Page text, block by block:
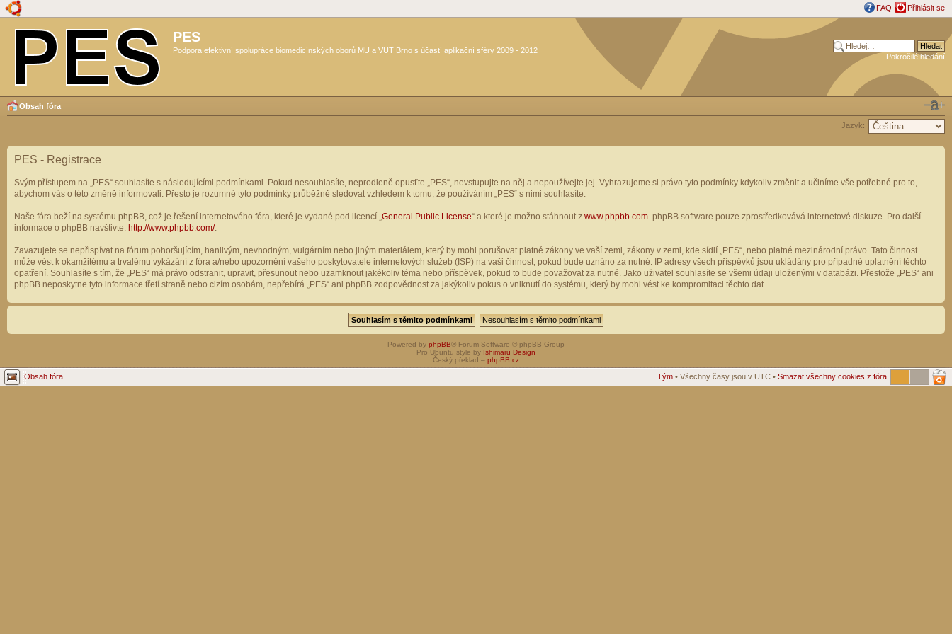
FAQ Přihlásit se
PES
Podpora efektivní spolupráce biomedicínských oborů MU a VUT Brno s účastí aplikační sféry 2009 - 2012
Pokročilé hledání
Obsah fóra
Jazyk:
PES - Registrace
Svým přístupem na „PES“ souhlasíte s následujícími podmínkami. Pokud nesouhlasíte, neprodleně opusťte „PES“, nevstupujte na něj a nepoužívejte jej. Vyhrazujeme si právo tyto podmínky kdykoliv změnit a učiníme vše potřebné pro to,
abychom vás o této změně informovali. Přesto je rozumné tyto podmínky průběžně sledovat vzhledem k tomu, že používáním „PES“ s nimi souhlasíte.
Naše fóra beží na systému phpBB, což je řešení internetového fóra, které je vydané pod licencí „ General Public License“ a které je možno stáhnout z www.phpbb.com . phpBB software pouze zprostředkovává internetové diskuze. Pro další
informace o phpBB navštivte: http://www.phpbb.com/.
Zavazujete se nepřispívat na fórum pohoršujícím, hanlivým, nevhodným, vulgárním nebo jiným materiálem, který by mohl porušovat platné zákony ve vaší zemi, zákony v zemi, kde sídlí „PES“, nebo platné mezinárodní právo. Tato činnost
může vést k okamžitému a trvalému vykázání z fóra a/nebo upozornění vašeho poskytovatele internetových služeb (ISP) na vaši činnost, pokud bude uznáno za nutné. IP adresy všech příspěvků jsou ukládány pro případné uplatnění těchto
opatření. Souhlasíte s tím, že „PES“ má právo odstranit, upravit, přesunout nebo uzamknout jakékoliv téma nebo příspěvek, pokud to bude považovat za nutné. Jako uživatel souhlasíte se všemi údaji uloženými v databázi. Přestože „PES“ ani
phpBB neposkytne tyto informace třetí straně nebo cizím osobám, nepřebírá „PES“ ani phpBB zodpovědnost za jakýkoliv pokus o vniknutí do systému, který by mohl vést ke kompromitaci těchto dat.
Powered by phpBB® Forum Software © phpBB Group
Pro Ubuntu style by Ishimaru Design
Český překlad – phpBB.cz
Obsah fóra Tým • Všechny časy jsou v UTC • Smazat všechny cookies z fóra